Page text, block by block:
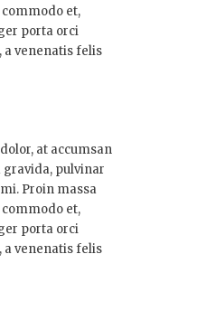
et,
porta orci
a venenatis felis
at accumsan
gravida, pulvinar
Proin massa
et,
porta orci
a venenatis felis